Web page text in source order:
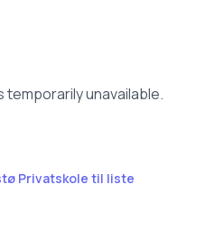
unavailable.
Privatskole til liste